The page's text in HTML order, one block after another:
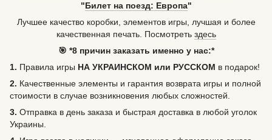
"Билет на поезд: Европа"
Лучшее качество коробки, элементов игры, лучшая и более
качественная печать. Посмотреть здесь
🎯 *8 причин заказать именно у нас:*
1. Правила игры НА УКРАИНСКОМ или РУССКОМ в подарок!
2. Качественные элементы и гарантия возврата игры и полной
стоимости в случае возникновения любых сложностей.
3. Отправка в день заказа и быстрая доставка в любой уголок
Украины.